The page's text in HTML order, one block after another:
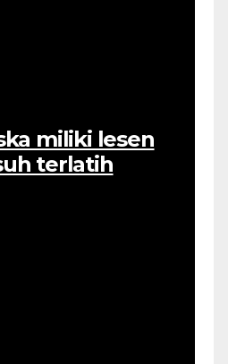
miliki lesen
terlatih